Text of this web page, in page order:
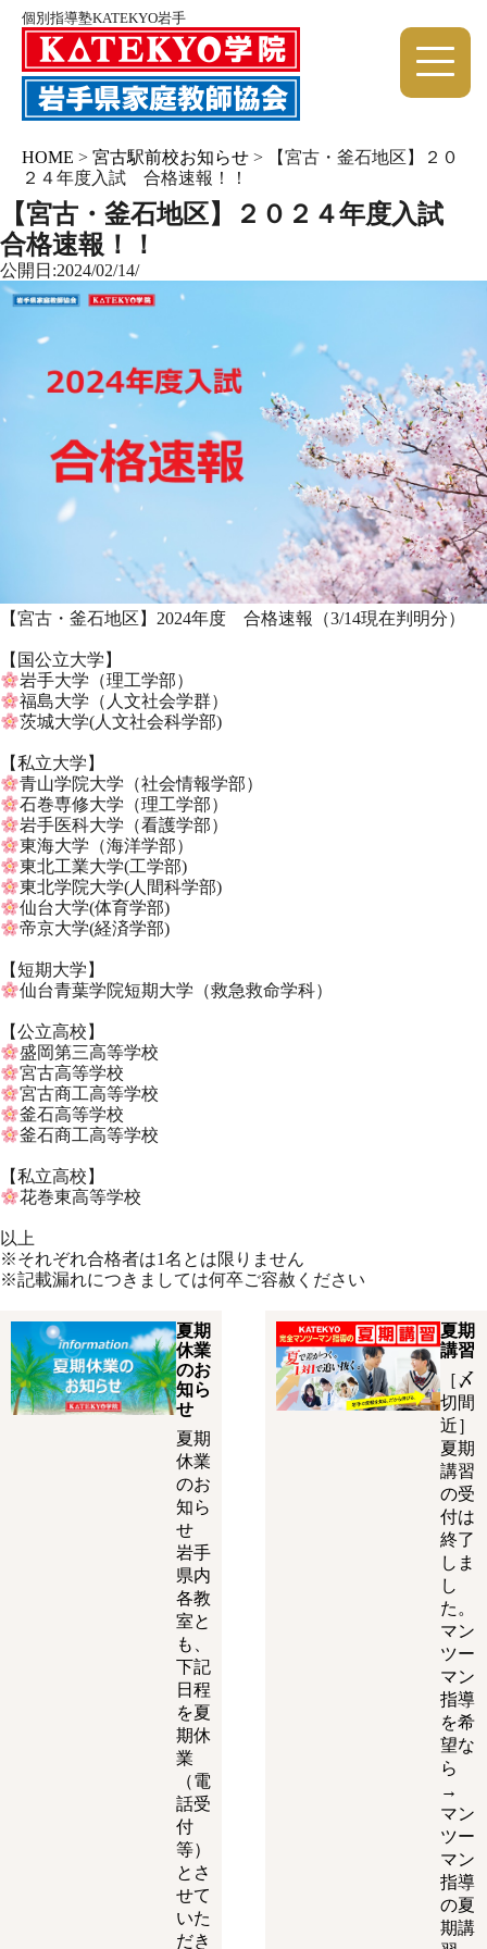
個別指導塾KATEKYO岩手
HOME > 宮古駅前校お知らせ >
【宮古・釜石地区】２０
２４年度入試 合格速報！！
【宮古・釜石地区】２０２４年度入試
合格速報！！
公開日:2024/02/14/
【宮古・釜石地区】2024年度 合格速報（3/14現在判明分）
【国公立大学】
岩手大学（理工学部）
福島大学（人文社会学群）
茨城大学(人文社会科学部)
【私立大学】
青山学院大学（社会情報学部）
石巻専修大学（理工学部）
岩手医科大学（看護学部）
東海大学（海洋学部）
東北工業大学(工学部)
東北学院大学(人間科学部)
仙台大学(体育学部)
帝京大学(経済学部)
【短期大学】
仙台青葉学院短期大学（救急救命学科）
【公立高校】
盛岡第三高等学校
宮古高等学校
宮古商工高等学校
釜石高等学校
釜石商工高等学校
【私立高校】
花巻東高等学校
以上
※それぞれ合格者は1名とは限りません
※記載漏れにつきましては何卒ご容赦ください
夏期
休業
のお
知ら
せ
夏期
休業
のお
知ら
せ
岩手
県内
各教
室と
も、
下記
日程
を夏
期休
業
（電
話受
付
等）
とさ
せて
いた
だき
夏期
講習
［〆
切間
近］
夏期
講習
の受
付は
終了
しま
し
た。
マン
ツー
マン
指導
を希
望な
ら
→
マン
ツー
マン
指導
の夏
期講